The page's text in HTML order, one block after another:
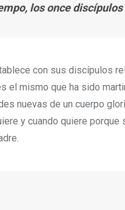
los once
con sus discípulos
el mismo que ha sido
nuevas de un cuerpo
y cuando quiere